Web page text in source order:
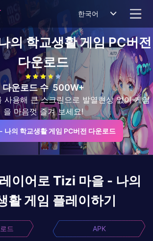
한국어
의 학교생활 게임PC버전
다운로드
다운로드 수 500W+
사용해 큰 스크린으로 발열현상 없이 게임
을 마음껏 즐겨 보세요!
나의 학교생활 게임 PC버전 다운로드
이어로 Tizi 마을 - 나의
활 게임 플레이하기
드 APK